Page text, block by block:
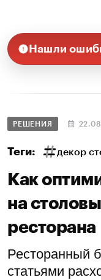
Нашли
РЕШЕНИЯ
Теги: декор
Как
на
ресторана
Ресторанный
статьями